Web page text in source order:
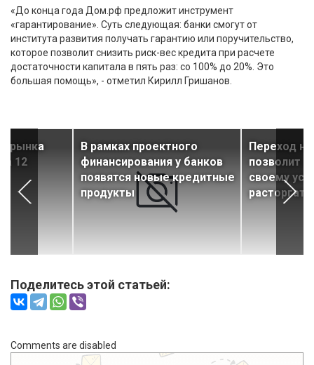
«До конца года Дом.рф предложит инструмент
«гарантирование». Суть следующая: банки смогут от
института развития получать гарантию или поручительство,
которое позволит снизить риск-вес кредита при расчете
достаточности капитала в пять раз: со 100% до 20%. Это
большая помощь», - отметил Кирилл Гришанов.
рынка
12
В рамках проектного
финансирования у банков
появятся новые кредитные
продукты
Переход
позволит
своему
Поделитесь этой статьей:
Comments are disabled